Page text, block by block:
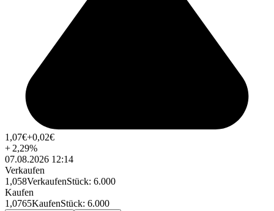
1,07€+0,02€
+ 2,29%
07.08.2026 12:14
Verkaufen
1,058VerkaufenStück: 6.000
Kaufen
1,0765KaufenStück: 6.000